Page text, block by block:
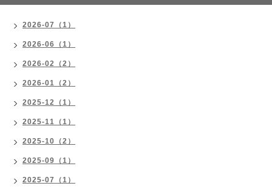
2026-07（1）
2026-06（1）
2026-02（2）
2026-01（2）
2025-12（1）
2025-11（1）
2025-10（2）
2025-09（1）
2025-07（1）